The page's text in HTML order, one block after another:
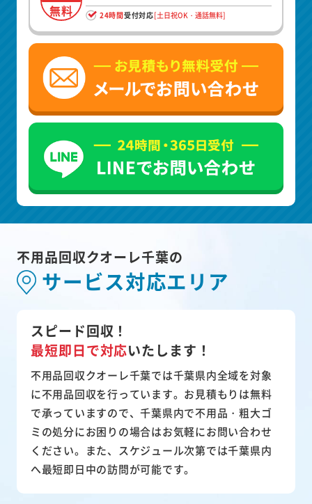
無料 24時間受付対応[土日祝OK・通話無料]
不用品回収クオーレ千葉の
サービス対応エリア
スピード回収！
最短即日で対応いたします！
不用品回収クオーレ千葉では千葉県内全域を対象
に不用品回収を行っています。お見積もりは無料
で承っていますので、千葉県内で不用品・粗大ゴ
ミの処分にお困りの場合はお気軽にお問い合わせ
ください。また、スケジュール次第では千葉県内
へ最短即日中の訪問が可能です。